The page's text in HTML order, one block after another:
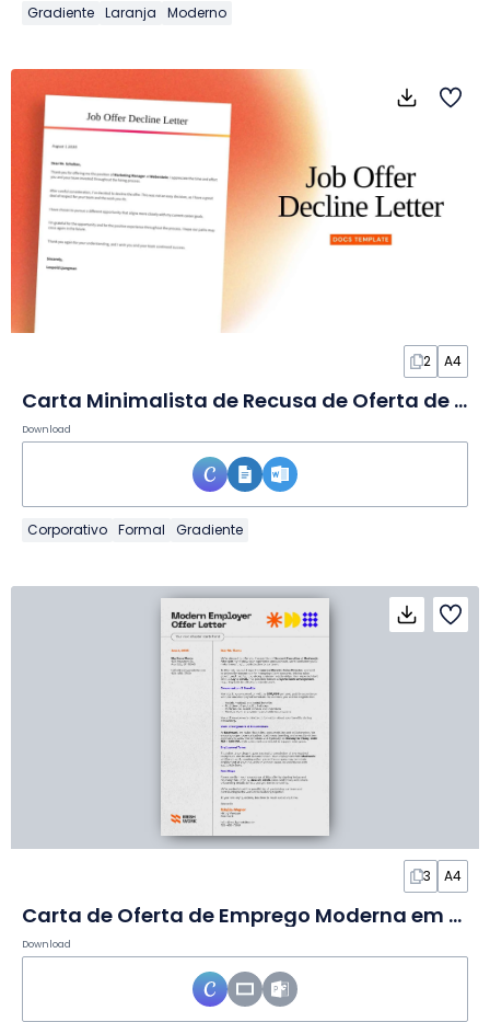
Gradiente Laranja Moderno
2 A4
Carta Minimalista de Recusa de Oferta de Emprego em Documento
Download
Corporativo Formal Gradiente
3 A4
Carta de Oferta de Emprego Moderna em Slides
Download